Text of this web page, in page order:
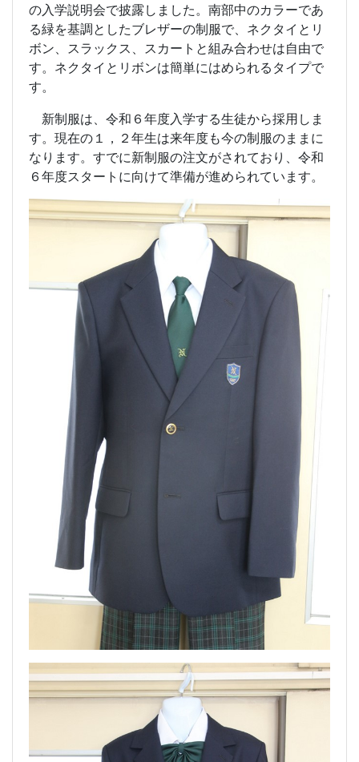
の入学説明会で披露しました。南部中のカラーであ
る緑を基調としたブレザーの制服で、ネクタイとリ
ボン、スラックス、スカートと組み合わせは自由で
す。ネクタイとリボンは簡単にはめられるタイプで
す。
新制服は、令和６年度入学する生徒から採用しま
す。現在の１，２年生は来年度も今の制服のままに
なります。すでに新制服の注文がされており、令和
６年度スタートに向けて準備が進められています。